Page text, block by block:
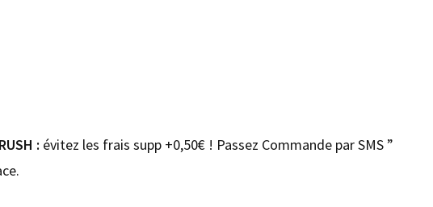
: évitez les frais supp +0,50€ ! Passez Commande par SMS ”